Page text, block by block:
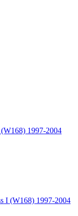
1997-2004
I (W168) 1997-2004